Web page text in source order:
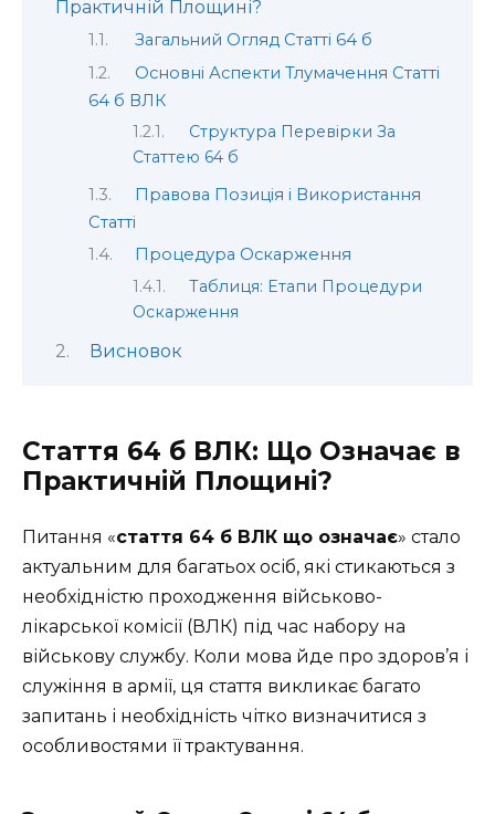
Практичній Площині?
Загальний Огляд Статті 64 б
Основні Аспекти Тлумачення Статті
64 б ВЛК
Структура Перевірки За
Статтею 64 б
Правова Позиція і Використання
Статті
Процедура Оскарження
Таблиця: Етапи Процедури
Оскарження
Висновок
Стаття 64 б ВЛК: Що Означає в
Практичній Площині?
Питання «стаття 64 б ВЛК що означає» стало
актуальним для багатьох осіб, які стикаються з
необхідністю проходження військово-
лікарської комісії (ВЛК) під час набору на
військову службу. Коли мова йде про здоров’я і
служіння в армії, ця стаття викликає багато
запитань і необхідність чітко визначитися з
особливостями її трактування.